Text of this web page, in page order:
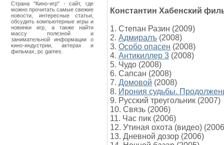
Страна "Кино-игр" - сайт, где
можно прочитать самые свежие
новости, интересные статьи,
обсудить компьютерные игры и
новинки игр, а также найти
массу полезной и
занимательной информации о
кино-индустрии, актерах и
фильмах, pc games.
Константин Хабенский
1. Степан Разин (2009)
2. Адмиралъ (2008)
3. Особо опасен (2008)
4. Антикиллер 3 (2008)
5. Чудо (2008)
6. Сапсан (2008)
7. Домовой (2008)
8. Ирония судьбы.
9. Русский треугольник (2007)
10. Связь (2006)
11. Час пик (2006)
12. Утиная охота (видео)
13. Дневной дозор (2006)